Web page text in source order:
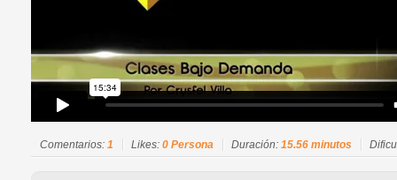
Comentarios: 1 Likes: 0 Persona Duración: 15.56 minutos